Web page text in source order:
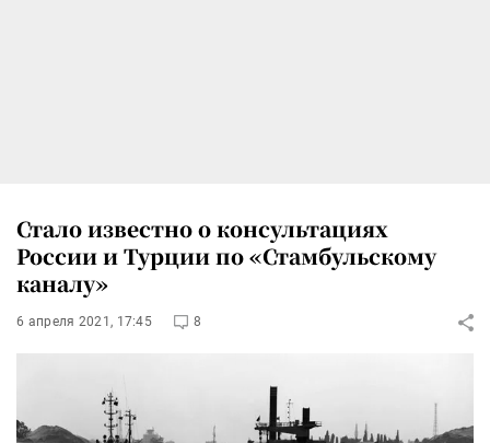
Стало известно о консультациях
России и Турции по «Стамбульскому
каналу»
6 апреля 2021, 17:45 8